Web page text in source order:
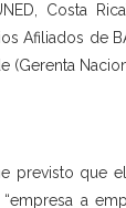
Costa
Afiliados de
(Gerenta
previsto que
a